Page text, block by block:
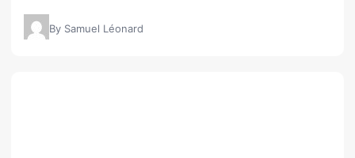
By Samuel Léonard